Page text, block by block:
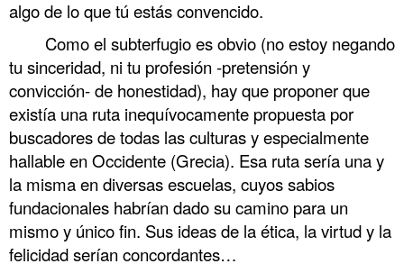
algo de lo que tú estás convencido.
Como el subterfugio es obvio (no estoy negando
tu sinceridad, ni tu profesión -pretensión y
convicción- de honestidad), hay que proponer que
existía una ruta inequívocamente propuesta por
buscadores de todas las culturas y especialmente
hallable en Occidente (Grecia). Esa ruta sería una y
la misma en diversas escuelas, cuyos sabios
fundacionales habrían dado su camino para un
mismo y único fin. Sus ideas de la ética, la virtud y la
felicidad serían concordantes…